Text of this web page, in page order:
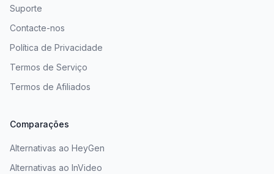
Suporte
Contacte-nos
Política de Privacidade
Termos de Serviço
Termos de Afiliados
Comparações
Alternativas ao HeyGen
Alternativas ao InVideo